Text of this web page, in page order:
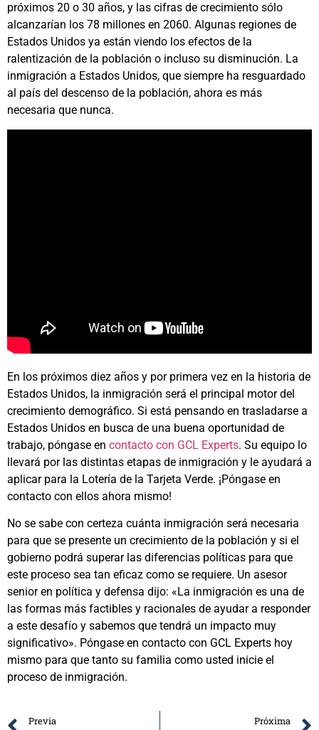
próximos 20 o 30 años, y las cifras de crecimiento sólo
alcanzarían los 78 millones en 2060. Algunas regiones de
Estados Unidos ya están viendo los efectos de la
ralentización de la población o incluso su disminución. La
inmigración a Estados Unidos, que siempre ha resguardado
al país del descenso de la población, ahora es más
necesaria que nunca.
En los próximos diez años y por primera vez en la historia de
Estados Unidos, la inmigración será el principal motor del
crecimiento demográfico. Si está pensando en trasladarse a
Estados Unidos en busca de una buena oportunidad de
trabajo, póngase en contacto con GCL Experts. Su equipo lo
llevará por las distintas etapas de inmigración y le ayudará a
aplicar para la Lotería de la Tarjeta Verde. ¡Póngase en
contacto con ellos ahora mismo!
No se sabe con certeza cuánta inmigración será necesaria
para que se presente un crecimiento de la población y si el
gobierno podrá superar las diferencias políticas para que
este proceso sea tan eficaz como se requiere. Un asesor
senior en política y defensa dijo: «La inmigración es una de
las formas más factibles y racionales de ayudar a responder
a este desafío y sabemos que tendrá un impacto muy
significativo». Póngase en contacto con GCL Experts hoy
mismo para que tanto su familia como usted inicie el
proceso de inmigración.
Previa Próxima